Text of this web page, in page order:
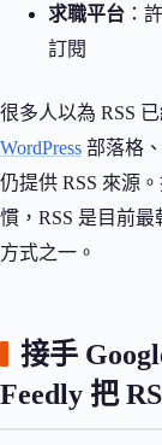
求職平台 ：
訂閱
很多人以為 RSS
WordPress 部落格
仍提供 RSS 來源
慣，RSS 是目前
方式之一。
接手
Feedly 把